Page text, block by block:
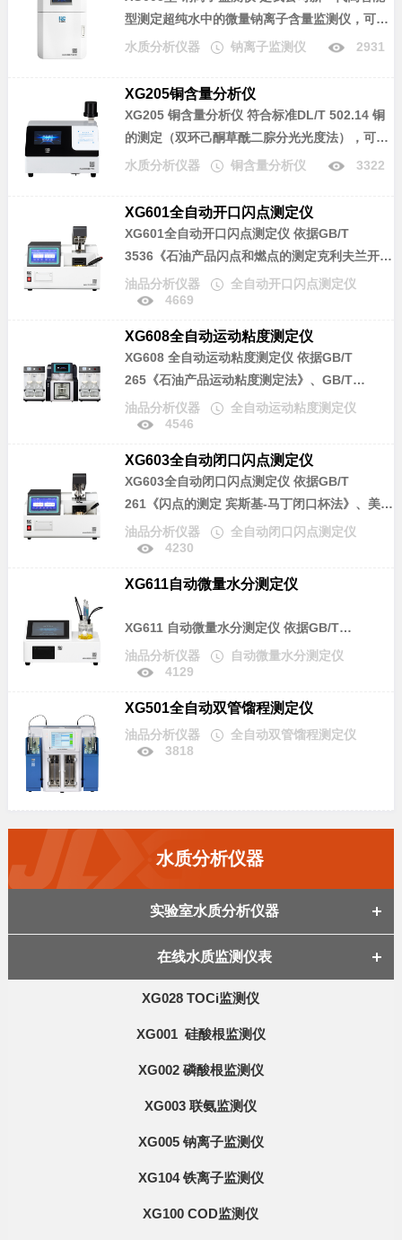
型测定超纯水中的微量钠离子含量监测仪，可广
泛应用于电厂及蒸汽动力厂高压蒸汽锅炉给水处
化工、制药、半导体等其它行业水处理系统。
水质分析仪器 钠离子监测仪 2931
XG205铜含量分析仪
XG205 铜含量分析仪符合标准DL/T 502.14 铜
的测定（双环己酮草酰二腙分光光度法），可广
泛应用于电力、化工、冶金、环保、制药、半导
水质分析仪器 铜含量分析仪 3322
XG601全自动开口闪点测定仪
XG601全自动开口闪点测定仪依据GB/T
3536《石油产品闪点和燃点的测定克利夫兰开口
杯法》、美国材料协会标准 ASTM D92《克利夫
兰开口杯法闪点和燃点试验方法》、
平开口杯法》所规定的要求设计制造。本仪器可
广泛应用于石油、铁路、航空、电力及大专院
校、科研院所、油品检测等相关单位，用于检测
石油产品的开口杯闪点和燃点，是理想的同类进
油品分析仪器
全自动开口闪点测定仪
4669
XG608全自动运动粘度测定仪
XG608 全自动运动粘度测定仪依据GB/T
265《石油产品运动粘度测定法》、GB/T
11137《深色石油产品运动粘度测定法(逆流
法)》、GB/T 8170《数值修约规则与极限数值的
计算法》，及中华人民共和国计量检定规程JJG
155《工作毛细管粘度计》所规定的要求设计制
造。适用于测定液体石油产品（指牛顿液体）和
聚合物稀溶液的运动粘度(mm2/s)，也可以根据
于电力、石油化工、钢铁冶金、检测机构、科研
油品分析仪器
全自动运动粘度测定仪
4546
XG603全自动闭口闪点测定仪
XG603全自动闭口闪点测定仪依据GB/T
261《闪点的测定 宾斯基-马丁闭口杯法》、美国
材料协会标准 ASTM D93、ISO2719《闪点的测
定.Pensky-Martens闭杯法》所规定的要求设计
电力及大专院校、科研院所、油品检测等相关单
进口仪器的替代产品。
油品分析仪器
全自动闭口闪点测定仪
4230
XG611自动微量水分测定仪
XG611 自动微量水分测定仪依据GB/T
7600《运行中变压器油水分含量测定法(库仑
法)》、GB/T 11133《石油产品、润滑油和添加
的要求设计制造。采用卡尔·费休库仑滴定法，测
定液体、气体、固体中微量水分的仪器。该仪器
油品分析仪器
自动微量水分测定仪
4129
XG501全自动双管馏程测定仪
油品分析仪器
全自动双管馏程测定仪
3818
水质分析仪器
实验室水质分析仪器
在线水质监测仪表
XG028 TOCi监测仪
XG001 硅酸根监测仪
XG002 磷酸根监测仪
XG003 联氨监测仪
XG005 钠离子监测仪
XG104 铁离子监测仪
XG100 COD监测仪